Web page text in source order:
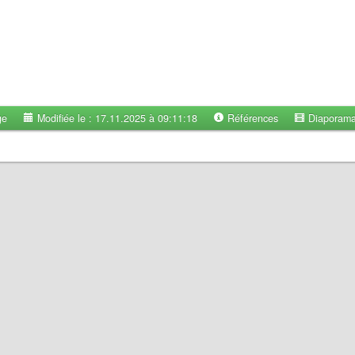
Modifiée le : 17.11.2025 à 09:11:18 Références